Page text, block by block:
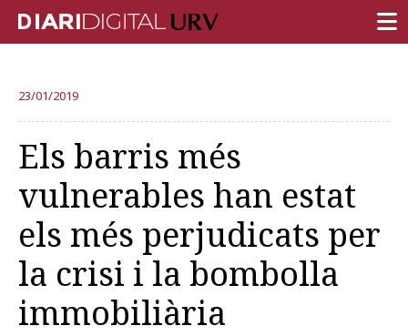
RECERCA
DOCÈNCIA
INSTITUCIÓ
VIDA AL CAMPUS
COMUNITAT URV
REPORTATGES
23/01/2019
Els barris més
vulnerables han estat
els més perjudicats per
la crisi i la bombolla
immobiliària